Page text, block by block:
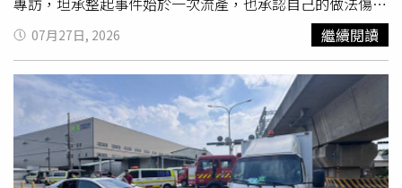
房主任醫師蘇凱許莫塔（Dr. Sukesh Mohta）表示，大腦在
沒有氧氣供應的情況下通常只能維持約4至5分鐘，因此醫療
團隊第一時間採取人工昏迷及神經保護治療，希望降低腦部
損傷，但後續腦部掃描結果極不理想。醫護人員多次與家屬
討論病情後，確認女嬰已無恢復可能，家屬最終於6月20日
忍痛撤除維生設備，結束她短短8天的生命。負責解剖的兒
童病理專家瑪塔柯恩（Marta Cohen）指出，目前仍無法百
分之百確認女嬰真正死因，不排除可能與尚未診斷出的遺傳
了許多人，但部分說法仍引發爭議。女子利用AI影片、假孕
肚營造懷孕假象，騙過親友數月。英國《Daily Mirror》與
《The Sun》報導，基拉表示，自己曾真的懷孕卻在孕期不
幸流產。她回憶，當時曾多次想告訴男友傑米加德納
（Jamie Gardner）真相，手機至今仍保留著傳給對方「我
們需要坐下來談談」的訊息，但每當準備開口時，又因恐懼
與悲傷而退縮。她坦言，那段時間獨自承受失去孩子的痛
苦，加上兩人感情陷入低潮，始終沒有勇氣面對現實，也讓
07月27日, 2026 繼續閱讀